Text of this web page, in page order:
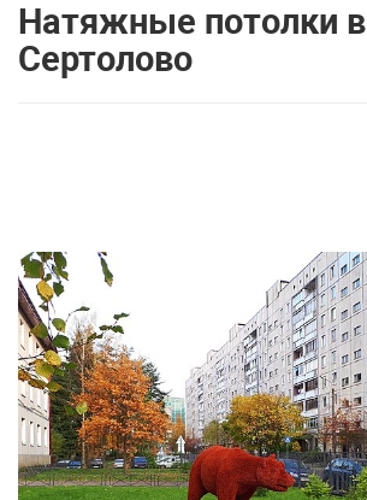
Натяжные потолки в
Сертолово